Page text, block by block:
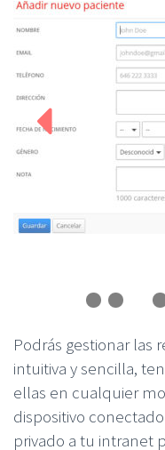
Podrás gestionar las
intuitiva y sencilla,
ellas en cualquier
dispositivo
privado a tu intranet